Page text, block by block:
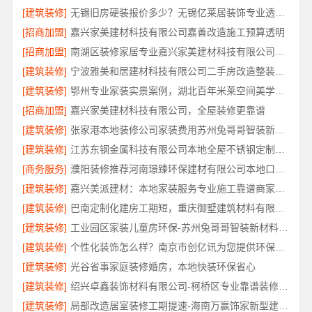
[建筑装修]
无锡旧房硬装报价多少？无锡亿莱居装饰专业透明报价
[招商加盟] 嘉兴家美建材科技有限公司嘉善改造施工预算透明
[招商加盟]
[建筑装修]
宁波雅美和居建材科技有限公司二手房改造整装服务
[建筑装修]
鄂州专业家装实景案例，湖北百年米莱空间美学装饰材料有限公司
[招商加盟] 嘉兴家美建材科技有限公司，全屋装修更靠谱
[建筑装修]
张家港本地装修公司家装费用苏州兔哥哥智装新材料有限公司省心
[建筑装修]
[商务服务]
[建筑装修]
[建筑装修]
[建筑装修]
工业园区家装儿童房环保-苏州兔哥哥智装新材料有限公司
[建筑装修]
个性化装饰怎么样？南京市创亿讯为您提供环保全包方案
[建筑装修] 光谷省事家庭装修婚房，本地快装环保省心
[建筑装修]
绍兴卓鑫装饰材料有限公司-柯桥区专业靠谱装修自有施工队
[建筑装修]
局部改造居室装修工期提速-海南万赢饰家新型建筑材料有限公司